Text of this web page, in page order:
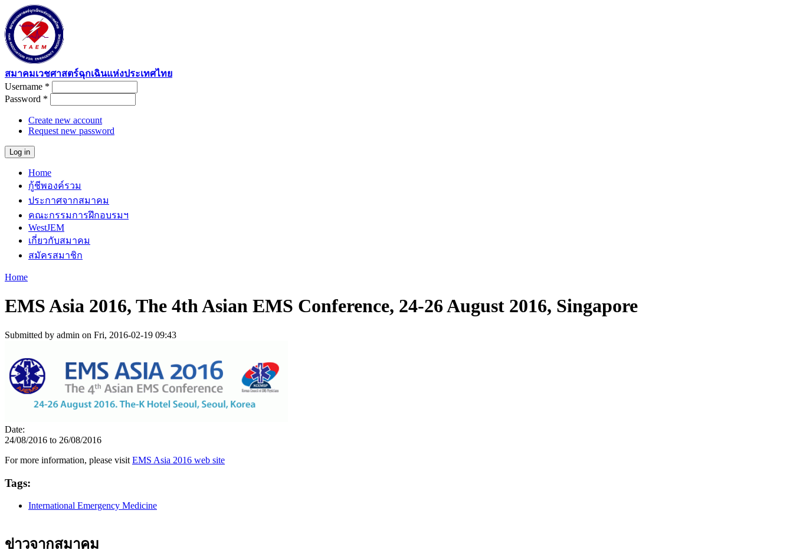
Skip to main content
สมาคมเวชศาสตร์ฉุกเฉินแห่งประเทศไทย
User login
Username *
Password *
Create new account
Request new password
Main menu
Home
กู้ชีพองค์รวม
ประกาศจากสมาคม
คณะกรรมการฝึกอบรมฯ
WestJEM
เกี่ยวกับสมาคม
สมัครสมาชิก
Home
EMS Asia 2016, The 4th Asian EMS Conference, 24-26 August 2016, Singapore
Submitted by admin on Fri, 2016-02-19 09:43
Date:
24/08/2016 to 26/08/2016
For more information, please visit EMS Asia 2016 web site
Tags:
International Emergency Medicine
ข่าวจากสมาคม